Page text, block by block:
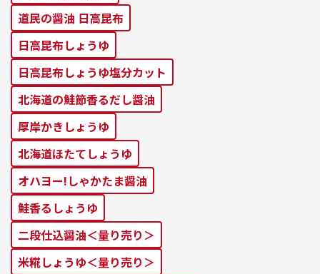
道⺠の醤油 ⽇⾼昆布
⽇⾼昆布しょうゆ
⽇⾼昆布しょうゆ塩分カット
北海道の鮭節⾹るだし醤油
厚岸かきしょうゆ
北海道ほたてしょうゆ
オハヨー!しゃかたま醤油
鮭⾹るしょうゆ
二段仕込醤油＜量り売り＞
米糀しょうゆ＜量り売り＞